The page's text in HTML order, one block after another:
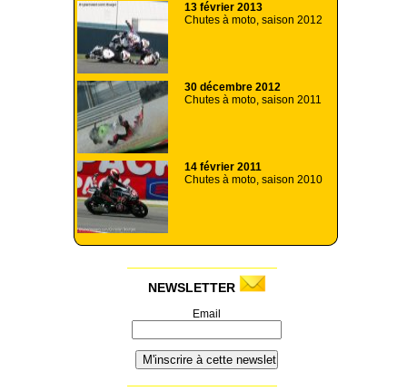
13 février 2013
Chutes à moto, saison 2012
30 décembre 2012
Chutes à moto, saison 2011
14 février 2011
Chutes à moto, saison 2010
NEWSLETTER
Email